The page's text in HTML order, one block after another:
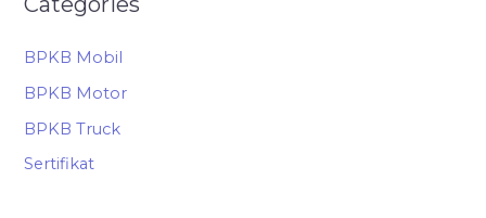
BPKB Mobil
BPKB Motor
BPKB Truck
Sertifikat